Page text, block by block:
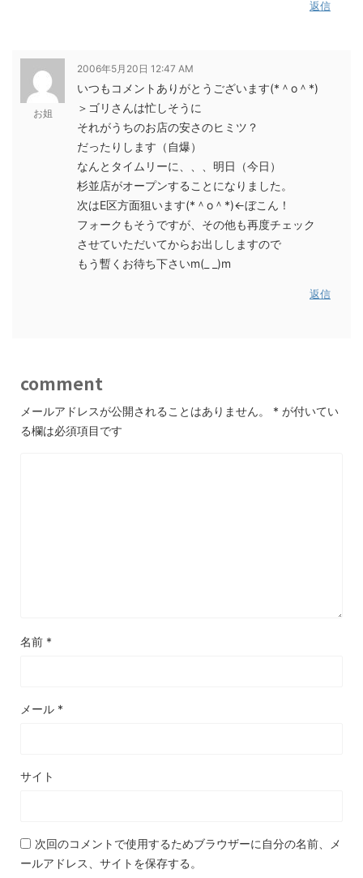
返信
お姐
2006年5月20日 12:47 AM
いつもコメントありがとうございます(*＾o＾*)
＞ゴリさんは忙しそうに
それがうちのお店の安さのヒミツ？
だったりします（自爆）
なんとタイムリーに、、、明日（今日）
杉並店がオープンすることになりました。
次はE区方面狙います(*＾o＾*)←ぼこん！
フォークもそうですが、その他も再度チェック
させていただいてからお出ししますので
もう暫くお待ち下さいm(_ _)m
返信
comment
メールアドレスが公開されることはありません。 * が付いてい
る欄は必須項目です
名前 *
メール *
サイト
次回のコメントで使用するためブラウザーに自分の名前、メ
ールアドレス、サイトを保存する。